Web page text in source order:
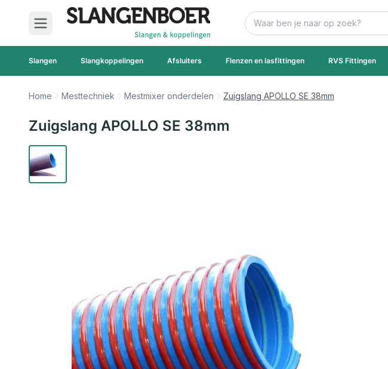
Ga naar de inhoud
Zoek
Slangen Slangkoppelingen Afsluiters Flenzen en lasfittingen RVS Fittingen
Home Mesttechniek Mestmixer onderdelen Zuigslang APOLLO SE 38mm
Zuigslang APOLLO SE 38mm